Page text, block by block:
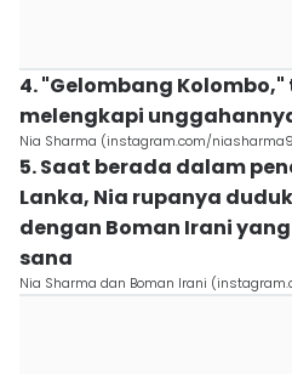
4. "Gelombang
melengkapi
Nia Sharma (instagram.com/
5. Saat berada dalam
Lanka, Nia rupanya
dengan Boman Irani
sana
Nia Sharma dan Boman Irani